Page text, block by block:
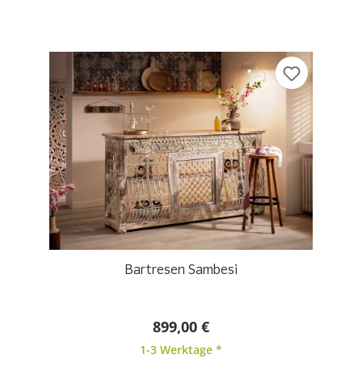
Bartresen Sambesi
899,00 €
1-3 Werktage *